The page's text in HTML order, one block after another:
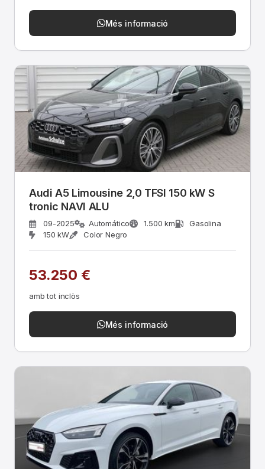
Més informació
Audi A5 Limousine 2,0 TFSI 150 kW S
tronic NAVI ALU
09-2025 Automático 1.500 km
Gasolina
150 kW
Color Negro
53.250 €
amb tot inclòs
Més informació